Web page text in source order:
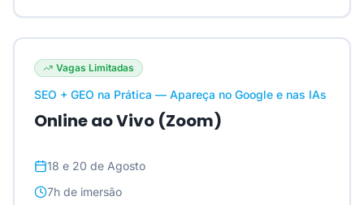
Vagas Limitadas
SEO + GEO na Prática — Apareça no Google e nas IAs
Online ao Vivo (Zoom)
18 e 20 de Agosto
7h de imersão